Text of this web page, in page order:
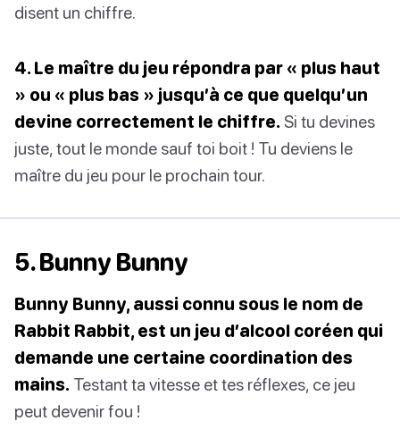
disent un chiffre.
4. Le maître du jeu répondra par « plus haut
» ou « plus bas » jusqu’à ce que quelqu’un
devine correctement le chiffre. Si tu devines
juste, tout le monde sauf toi boit ! Tu deviens le
maître du jeu pour le prochain tour.
5. Bunny Bunny
Bunny Bunny, aussi connu sous le nom de
Rabbit Rabbit, est un jeu d’alcool coréen qui
demande une certaine coordination des
mains. Testant ta vitesse et tes réflexes, ce jeu
peut devenir fou !